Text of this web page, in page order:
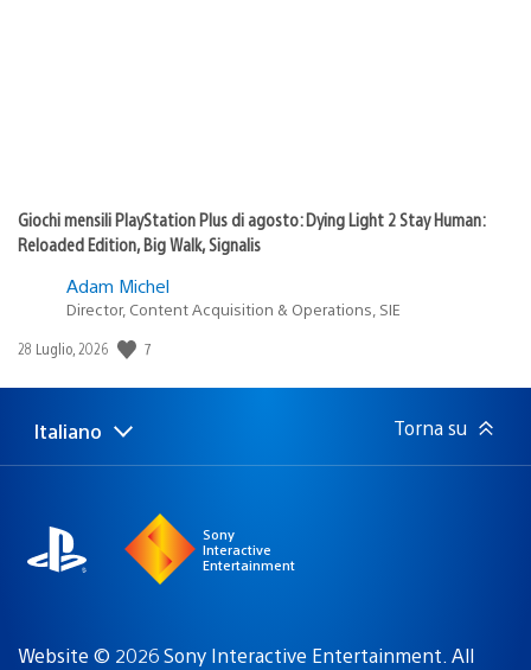
Giochi mensili PlayStation Plus di agosto: Dying Light 2 Stay Human:
Reloaded Edition, Big Walk, Signalis
Adam Michel
Director, Content Acquisition & Operations, SIE
Data
pubblicazione:
28 Luglio, 2026 7
Seleziona
Regione
Italiano Torna su
Sony
Interactive
Entertainment
Website © 2026 Sony Interactive Entertainment. All